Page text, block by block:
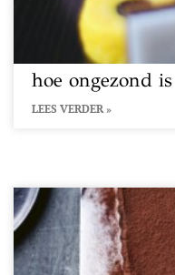
hoe ongezond
LEES VERDER »